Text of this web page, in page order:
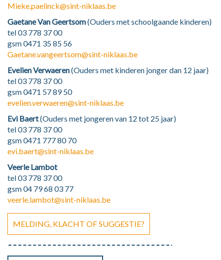
Mieke.paelinck@sint-niklaas.be
Gaetane Van Geertsom(Ouders met schoolgaande kinderen)
tel 03 778 37 00
gsm 0471 35 85 56
Gaetane.vangeertsom@sint-niklaas.be
Evelien Verwaeren(Ouders met kinderen jonger dan 12 jaar)
tel 03 778 37 00
gsm 0471 57 89 50
evelien.verwaeren@sint-niklaas.be
Evi Baert(Ouders met jongeren van 12 tot 25 jaar)
tel 03 778 37 00
gsm 0471 777 80 70
evi.baert@sint-niklaas.be
Veerle Lambot
tel03 778 37 00
gsm04 79 68 03 77
veerle.lambot@sint-niklaas.be
MELDING, KLACHT OF SUGGESTIE?